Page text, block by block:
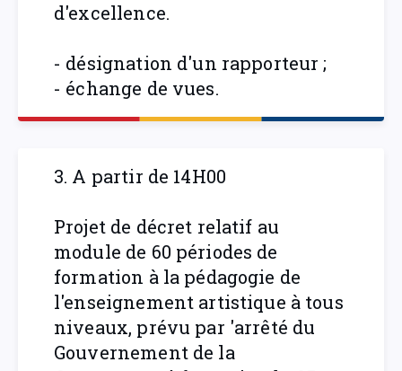
d'excellence.
- désignation d'un rapporteur ;
- échange de vues.
3. A partir de 14H00
Projet de décret relatif au
module de 60 périodes de
formation à la pédagogie de
l'enseignement artistique à tous
niveaux, prévu par 'arrêté du
Gouvernement de la